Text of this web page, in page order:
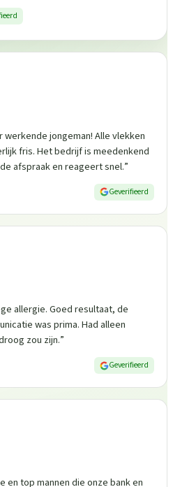
jongeman! Alle vlekken
fris. Het bedrijf is meedenkend
afspraak en reageert snel.”
Geverifieerd
allergie. Goed resultaat, de
was prima. Had alleen
zou zijn.”
Geverifieerd
en top mannen die onze bank en